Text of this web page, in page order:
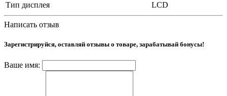
Тип дисплея
LCD
Написать отзыв
Зарегистрируйся, оставляй отзывы о товаре, зарабатывай бонусы!
Ваше имя: